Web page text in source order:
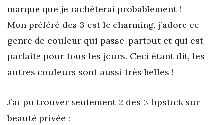
marque que je rachèterai probablement !
Mon préféré des 3 est le charming, j’adore ce
genre de couleur qui passe-partout et qui est
parfaite pour tous les jours. Ceci étant dit, les
autres couleurs sont aussi très belles !
J’ai pu trouver seulement 2 des 3 lipstick sur
beauté privée :